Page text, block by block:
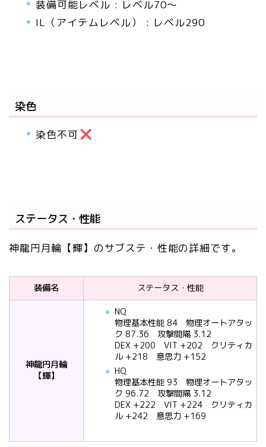
装備可能レベル : レベル70～
IL（アイテムレベル） : レベル290
染色
染色不可
ステータス・性能
神龍円月輪【輝】のサブステ・性能の詳細です。
装備名 ステータス・性能
神龍円月輪
【輝】
NQ
物理基本性能 84 物理オートアタッ
ク 87.36 攻撃間隔 3.12
DEX +200 VIT +202 クリティカ
ル +218 意思力 +152
HQ
物理基本性能 93 物理オートアタッ
ク 96.72 攻撃間隔 3.12
DEX +222 VIT +224 クリティカ
ル +242 意思力 +169